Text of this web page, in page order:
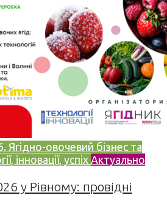
овочевий бізнес та
інновації, успіх Актуально
у Рівному: провідні